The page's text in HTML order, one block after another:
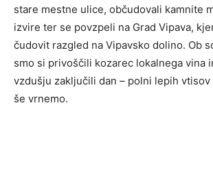
stare mestne ulice, občudovali kamnite
izvire ter se povzpeli na Grad Vipava,
čudovit razgled na Vipavsko dolino. Ob
smo si privoščili kozarec lokalnega vina
vzdušju zaključili dan – polni lepih vtisov
še vrnemo.